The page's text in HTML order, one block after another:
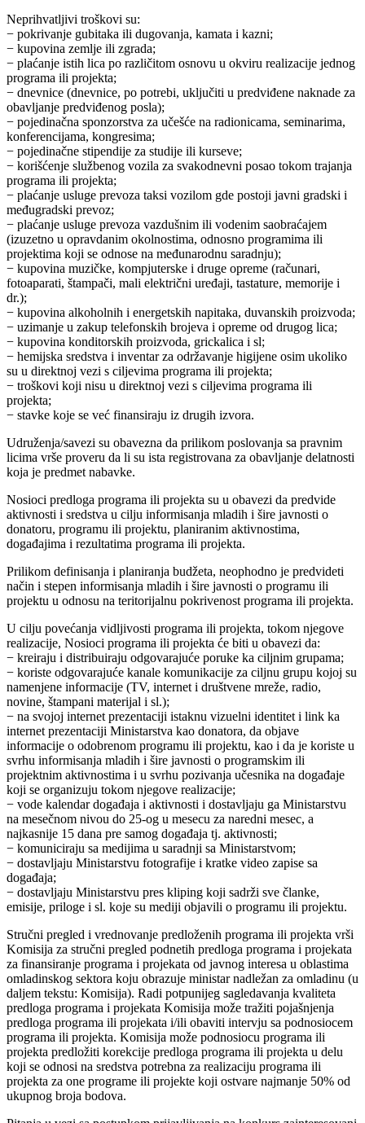
Neprihvatljivi troškovi su:
− pokrivanje gubitaka ili dugovanja, kamata i kazni;
− kupovina zemlje ili zgrada;
− plaćanje istih lica po različitom osnovu u okviru realizacije jednog
programa ili projekta;
− dnevnice (dnevnice, po potrebi, uključiti u predviđene naknade za
obavljanje predviđenog posla);
− pojedinačna sponzorstva za učešće na radionicama, seminarima,
konferencijama, kongresima;
− pojedinačne stipendije za studije ili kurseve;
− korišćenje službenog vozila za svakodnevni posao tokom trajanja
programa ili projekta;
− plaćanje usluge prevoza taksi vozilom gde postoji javni gradski i
međugradski prevoz;
− plaćanje usluge prevoza vazdušnim ili vodenim saobraćajem
(izuzetno u opravdanim okolnostima, odnosno programima ili
projektima koji se odnose na međunarodnu saradnju);
− kupovina muzičke, kompjuterske i druge opreme (računari,
fotoaparati, štampači, mali električni uređaji, tastature, memorije i
dr.);
− kupovina alkoholnih i energetskih napitaka, duvanskih proizvoda;
− uzimanje u zakup telefonskih brojeva i opreme od drugog lica;
− kupovina konditorskih proizvoda, grickalica i sl;
− hemijska sredstva i inventar za održavanje higijene osim ukoliko
su u direktnoj vezi s ciljevima programa ili projekta;
− troškovi koji nisu u direktnoj vezi s ciljevima programa ili
projekta;
− stavke koje se već finansiraju iz drugih izvora.
Udruženja/savezi su obavezna da prilikom poslovanja sa pravnim
licima vrše proveru da li su ista registrovana za obavljanje delatnosti
koja je predmet nabavke.
Nosioci predloga programa ili projekta su u obavezi da predvide
aktivnosti i sredstva u cilju informisanja mladih i šire javnosti o
donatoru, programu ili projektu, planiranim aktivnostima,
događajima i rezultatima programa ili projekta.
Prilikom definisanja i planiranja budžeta, neophodno je predvideti
način i stepen informisanja mladih i šire javnosti o programu ili
projektu u odnosu na teritorijalnu pokrivenost programa ili projekta.
U cilju povećanja vidljivosti programa ili projekta, tokom njegove
realizacije, Nosioci programa ili projekta će biti u obavezi da:
− kreiraju i distribuiraju odgovarajuće poruke ka ciljnim grupama;
− koriste odgovarajuće kanale komunikacije za ciljnu grupu kojoj su
namenjene informacije (TV, internet i društvene mreže, radio,
novine, štampani materijal i sl.);
− na svojoj internet prezentaciji istaknu vizuelni identitet i link ka
internet prezentaciji Ministarstva kao donatora, da objave
informacije o odobrenom programu ili projektu, kao i da je koriste u
svrhu informisanja mladih i šire javnosti o programskim ili
projektnim aktivnostima i u svrhu pozivanja učesnika na događaje
koji se organizuju tokom njegove realizacije;
− vode kalendar događaja i aktivnosti i dostavljaju ga Ministarstvu
na mesečnom nivou do 25-og u mesecu za naredni mesec, a
najkasnije 15 dana pre samog događaja tj. aktivnosti;
− komuniciraju sa medijima u saradnji sa Ministarstvom;
− dostavljaju Ministarstvu fotografije i kratke video zapise sa
događaja;
− dostavljaju Ministarstvu pres kliping koji sadrži sve članke,
emisije, priloge i sl. koje su mediji objavili o programu ili projektu.
Stručni pregled i vrednovanje predloženih programa ili projekta vrši
Komisija za stručni pregled podnetih predloga programa i projekata
za finansiranje programa i projekata od javnog interesa u oblastima
omladinskog sektora koju obrazuje ministar nadležan za omladinu (u
daljem tekstu: Komisija). Radi potpunijeg sagledavanja kvaliteta
predloga programa i projekata Komisija može tražiti pojašnjenja
predloga programa ili projekata i/ili obaviti intervju sa podnosiocem
programa ili projekta. Komisija može podnosiocu programa ili
projekta predložiti korekcije predloga programa ili projekta u delu
koji se odnosi na sredstva potrebna za realizaciju programa ili
projekta za one programe ili projekte koji ostvare najmanje 50% od
ukupnog broja bodova.